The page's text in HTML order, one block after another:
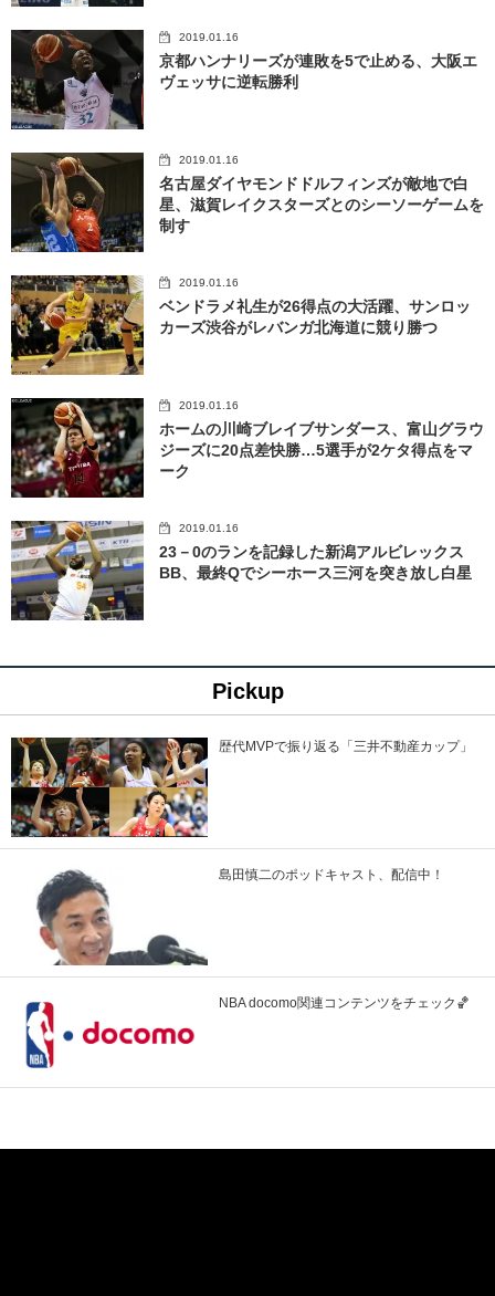
2019.01.16
京都ハンナリーズが連敗を5で止める、大阪エ
ヴェッサに逆転勝利
2019.01.16
名古屋ダイヤモンドドルフィンズが敵地で白
星、滋賀レイクスターズとのシーソーゲームを
制す
2019.01.16
ベンドラメ礼生が26得点の大活躍、サンロッ
カーズ渋谷がレバンガ北海道に競り勝つ
2019.01.16
ホームの川崎ブレイブサンダース、富山グラウ
ジーズに20点差快勝…5選手が2ケタ得点をマ
ーク
2019.01.16
23－0のランを記録した新潟アルビレックス
BB、最終Qでシーホース三河を突き放し白星
Pickup
歴代MVPで振り返る「三井不動産カップ」
島田慎二のポッドキャスト、配信中！
NBA docomo関連コンテンツをチェック🏀